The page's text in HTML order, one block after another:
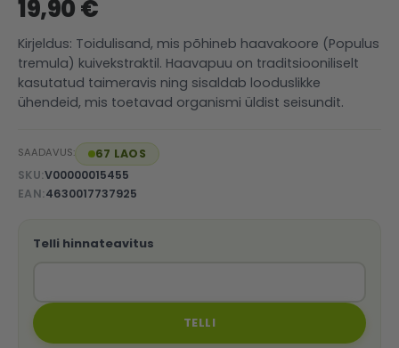
19,90 €
Kirjeldus: Toidulisand, mis põhineb haavakoore (Populus
tremula) kuivekstraktil. Haavapuu on traditsiooniliselt
kasutatud taimeravis ning sisaldab looduslikke
ühendeid, mis toetavad organismi üldist seisundit.
SAADAVUS:
67 LAOS
SKU V00000015455
EAN 4630017737925
Telli hinnateavitus
TELLI